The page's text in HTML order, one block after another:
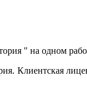
" на одном
Клиентская